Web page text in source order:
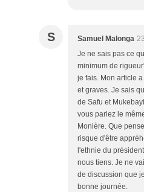
S Samuel Malonga
Je ne sais pas ce
minimum de
je fais. Mon article
et graves. Je sais
de Safu et
vous parlez le
Monière. Que
risque d'être
l'ethnie du
nous tiens. Je ne
de discussion que
bonne journée.